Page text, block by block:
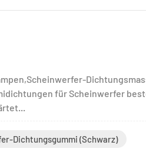
für Scheinwerfer
Dichtungsgummi (schwarz)